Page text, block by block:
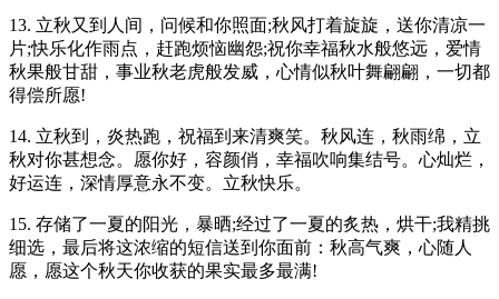
13. 立秋又到人间，问候和你照面;秋风打着旋旋，送你清凉一
片;快乐化作雨点，赶跑烦恼幽怨;祝你幸福秋水般悠远，爱情
秋果般甘甜，事业秋老虎般发威，心情似秋叶舞翩翩，一切都
得偿所愿!
14. 立秋到，炎热跑，祝福到来清爽笑。秋风连，秋雨绵，立
秋对你甚想念。愿你好，容颜俏，幸福吹响集结号。心灿烂，
好运连，深情厚意永不变。立秋快乐。
15. 存储了一夏的阳光，暴晒;经过了一夏的炙热，烘干;我精挑
细选，最后将这浓缩的短信送到你面前：秋高气爽，心随人
愿，愿这个秋天你收获的果实最多最满!